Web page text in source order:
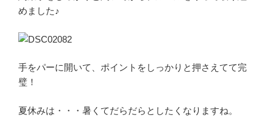
めました♪
手をパーに開いて、ポイントをしっかりと押さえてて完
璧！
夏休みは・・・暑くてだらだらとしたくなりますね。